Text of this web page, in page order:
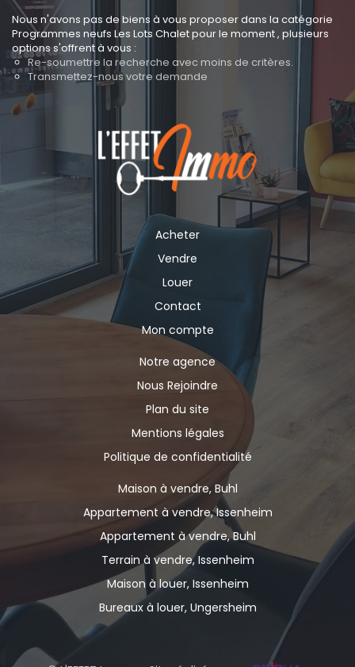
Nous n'avons pas de biens à vous proposer dans la catégorie
Programmes neufs Les Lots Chalet pour le moment , plusieurs
options s'offrent à vous :
Re-soumettre la recherche avec moins de critères.
Transmettez-nous votre demande
Acheter
Vendre
Louer
Contact
Mon compte
Notre agence
Nous Rejoindre
Plan du site
Mentions légales
Politique de confidentialité
Maison à vendre, Buhl
Appartement à vendre, Issenheim
Appartement à vendre, Buhl
Terrain à vendre, Issenheim
Maison à louer, Issenheim
Bureaux à louer, Ungersheim